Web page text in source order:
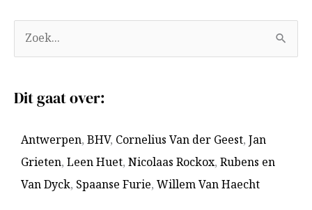
o
k
Dit gaat over:
Antwerpen, BHV, Cornelius Van der Geest, Jan
Grieten, Leen Huet, Nicolaas Rockox, Rubens en
Van Dyck, Spaanse Furie, Willem Van Haecht
r
h